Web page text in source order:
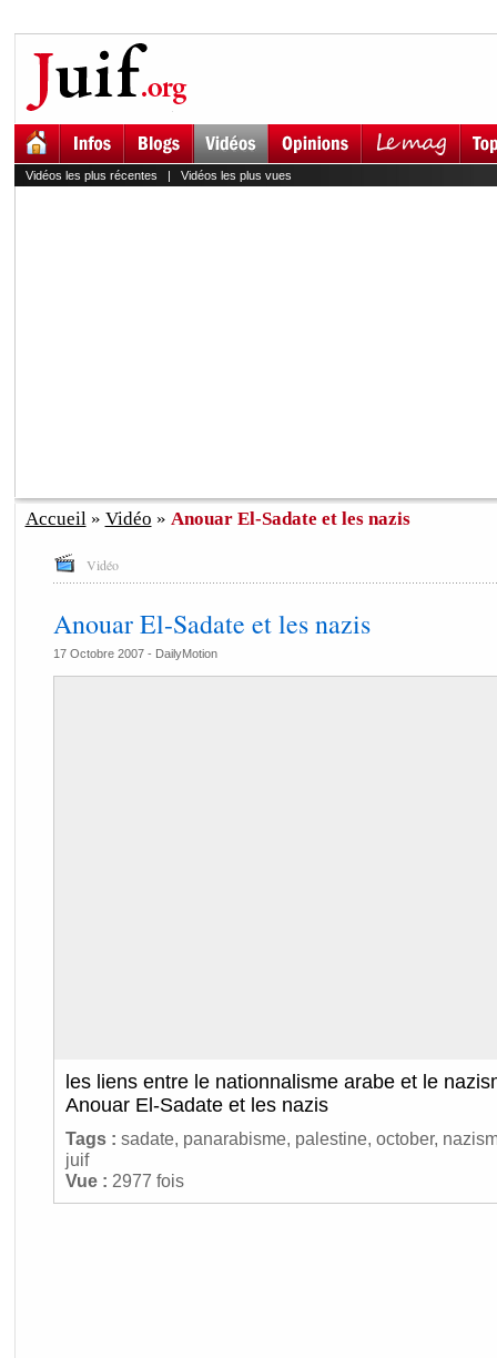
Vidéos les plus récentes | Vidéos les plus vues
Accueil» Vidéo » Anouar El-Sadate et les nazis
Vidéo
Anouar El-Sadate et les nazis
17 Octobre 2007 - DailyMotion
les liens entre le nationnalisme arabe et le
Anouar El-Sadate et les nazis
Tags : sadate, panarabisme, palestine, october,
juif
Vue : 2977 fois